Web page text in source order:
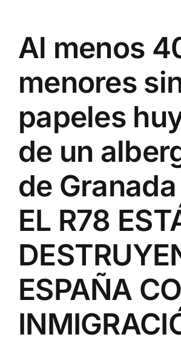
Al menos
menores
papeles
de un
de Granada
EL R78
ESPAÑA